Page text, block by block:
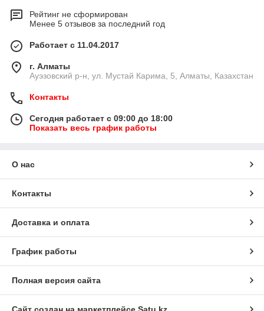
Рейтинг не сформирован
Менее 5 отзывов за последний год
Работает с 11.04.2017
г. Алматы
​Ауэзовский р-н, ул. Мустай Карима, 5, Алматы, Казахстан
Контакты
Сегодня работает с 09:00 до 18:00
Показать весь график работы
О нас
Контакты
Доставка и оплата
График работы
Полная версия сайта